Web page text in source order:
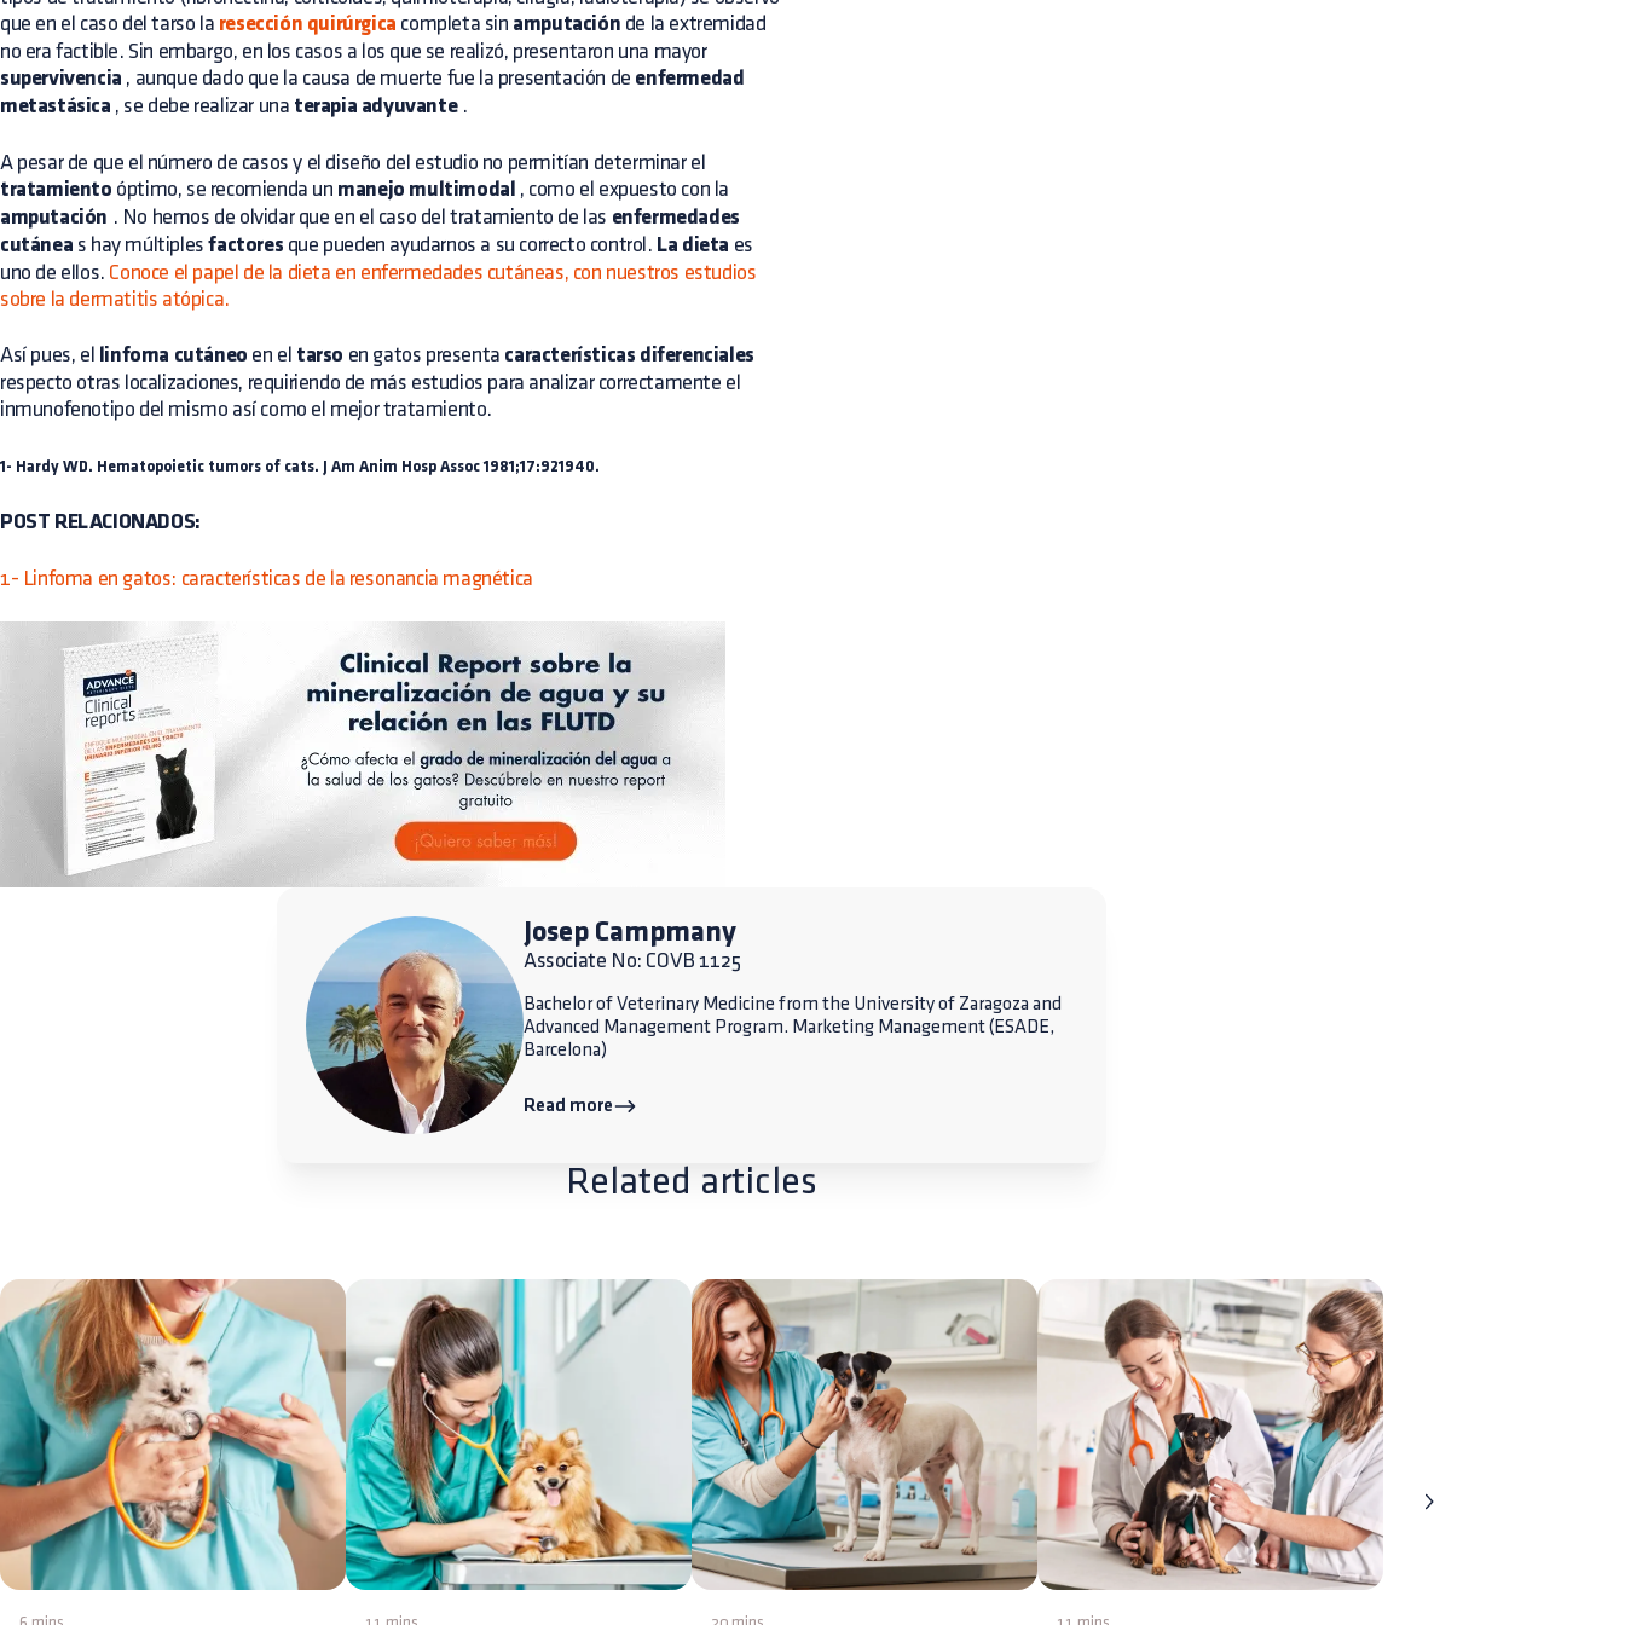
que en el caso del tarso la resección quirúrgica completa sin amputación de la extremidad
no era factible. Sin embargo, en los casos a los que se realizó, presentaron una mayor
supervivencia , aunque dado que la causa de muerte fue la presentación de enfermedad
metastásica , se debe realizar una terapia adyuvante.
A pesar de que el número de casos y el diseño del estudio no permitían determinar el
tratamiento óptimo, se recomienda un manejo multimodal , como el expuesto con la
amputación . No hemos de olvidar que en el caso del tratamiento de las enfermedades
cutánea s hay múltiplesfactores que pueden ayudarnos a su correcto control. La dieta es
uno de ellos. Conoce el papel de la dieta en enfermedades cutáneas, con nuestros estudios
sobre la dermatitis atópica.
Así pues, el linfoma cutáneo en el tarso en gatos presenta características diferenciales
respecto otras localizaciones, requiriendo de más estudios para analizar correctamente el
inmunofenotipo del mismo así como el mejor tratamiento.
1- Hardy WD. Hematopoietic tumors of cats. J Am Anim Hosp Assoc 1981;17:921940.
POST RELACIONADOS:
1- Linfoma en gatos: características de la resonancia magnética
Josep Campmany
Associate No: COVB 1125
Bachelor of Veterinary Medicine from the University of Zaragoza and
Advanced Management Program. Marketing Management (ESADE,
Barcelona)
Read more
Related articles